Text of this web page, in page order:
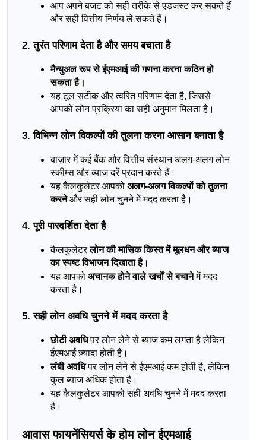
आप अपने बजट को सही तरीके से एडजस्ट कर सकते हैं
और सही वित्तीय निर्णय ले सकते हैं।
2. तुरंत परिणाम देता है और समय बचाता है
मैन्युअल रूप से ईएमआई की गणना करना कठिन हो
सकता है।
यह टूल सटीक और त्वरित परिणाम देता है, जिससे
आपको लोन प्रक्रिया का सही अनुमान मिलता है।
3. विभिन्न लोन विकल्पों की तुलना करना आसान बनाता है
बाज़ार में कई बैंक और वित्तीय संस्थान अलग-अलग लोन
स्कीम्स और ब्याज दरें प्रदान करते हैं।
यह कैलकुलेटर आपको अलग-अलग विकल्पों को तुलना
करने और सही लोन चुनने में मदद करता है।
4. पूरी पारदर्शिता देता है
कैलकुलेटर लोन की मासिक किस्त में मूलधन और ब्याज
का स्पष्ट विभाजन दिखाता है।
यह आपको अचानक होने वाले खर्चों से बचाने में मदद
करता है।
5. सही लोन अवधि चुनने में मदद करता है
छोटी अवधि पर लोन लेने से ब्याज कम लगता है लेकिन
ईएमआई ज़्यादा होती है।
लंबी अवधि पर लोन लेने से ईएमआई कम होती है, लेकिन
कुल ब्याज अधिक होता है।
यह कैलकुलेटर आपको सही अवधि चुनने में मदद करता
है।
आवास फायनेंसियर्स के होम लोन ईएमआई